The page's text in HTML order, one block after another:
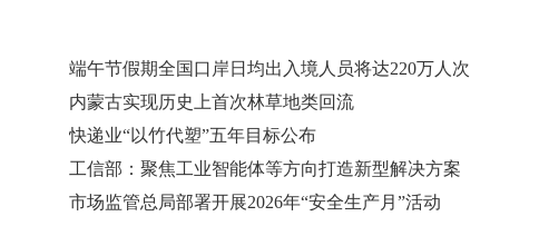
端午节假期全国口岸日均出入境人员将达220万人次
内蒙古实现历史上首次林草地类回流
快递业“以竹代塑”五年目标公布
工信部：聚焦工业智能体等方向打造新型解决方案
市场监管总局部署开展2026年“安全生产月”活动